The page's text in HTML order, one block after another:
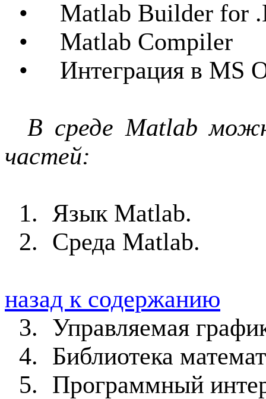
•
Matlab Builder for
•
Matlab Compiler
•
Интеграция в MS
В среде Matlab
частей:
1. Язык Matlab.
2.
Среда Matlab.
назад к содержанию
3.
Управляемая
4.
Библиотека
5.
Программный